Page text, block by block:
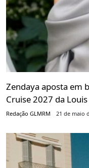
Zendaya aposta em
Cruise 2027 da
Redação GLMRM 21 de maio